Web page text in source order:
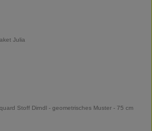
Julia
Stoff Dirndl - geometrisches Muster - 75 cm